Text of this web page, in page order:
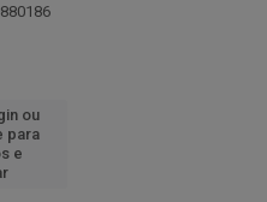
ou
para
e